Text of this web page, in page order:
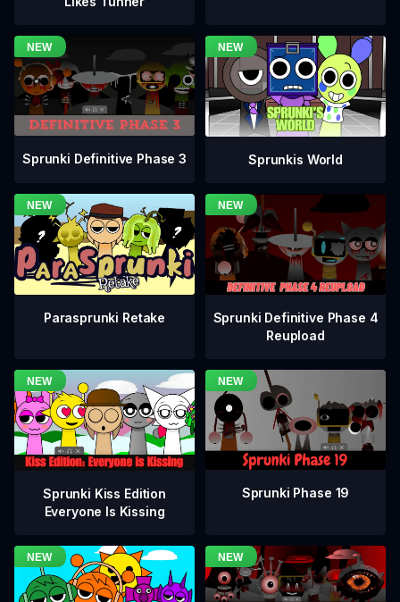
Sprunki Definitive Phase 3 Sprunkis World
Parasprunki Retake
Sprunki Definitive Phase 4
Reupload
Sprunki Kiss Edition
Everyone Is Kissing
Sprunki Phase 19